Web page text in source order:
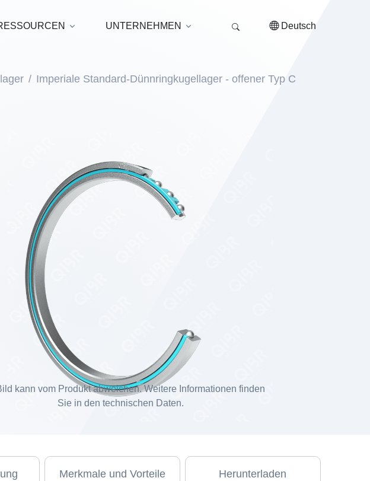
UNTERNEHMEN Deutsch
Imperiale Standard-Dünnringkugellager - offener Typ C
kann vom Produkt abweichen. Weitere Informationen finden
Sie in den technischen Daten.
Merkmale und Vorteile Herunterladen